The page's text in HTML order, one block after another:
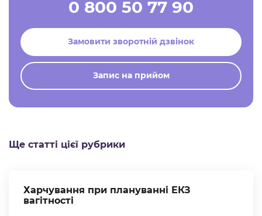
0 800 50 77 90
Замовити зворотній дзвінок
Запис на прийом
Ще статті цієї рубрики
Харчування при плануванні ЕКЗ
вагітності